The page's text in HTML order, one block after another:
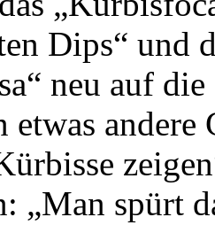
Dips“
neu auf
etwas
„Man spürt